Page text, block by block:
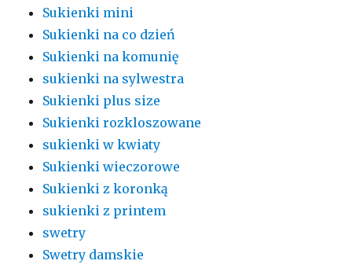
Sukienki mini
Sukienki na co dzień
Sukienki na komunię
sukienki na sylwestra
Sukienki plus size
Sukienki rozkloszowane
sukienki w kwiaty
Sukienki wieczorowe
Sukienki z koronką
sukienki z printem
swetry
Swetry damskie